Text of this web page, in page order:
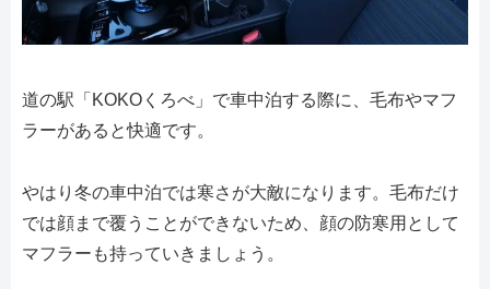
道の駅「KOKOくろべ」で車中泊する際に、毛布やマフ
ラーがあると快適です。
やはり冬の車中泊では寒さが大敵になります。毛布だけ
では顔まで覆うことができないため、顔の防寒用として
マフラーも持っていきましょう。